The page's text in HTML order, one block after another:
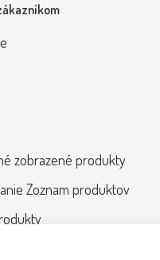
zobrazené produkty
Zoznam produktov